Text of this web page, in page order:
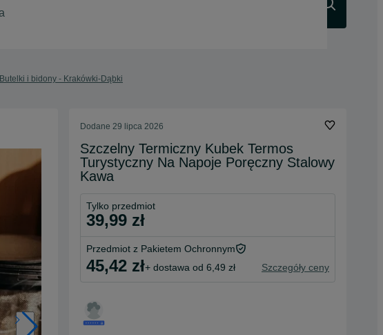
Butelki i bidony - Krakówki-Dąbki
Dodane 29 lipca 2026
Szczelny Termiczny Kubek Termos
Turystyczny Na Napoje Poręczny Stalowy
Kawa
Tylko przedmiot
39,99 zł
Przedmiot z Pakietem Ochronnym
45,42 zł+ dostawa od 6,49 zł Szczegóły ceny